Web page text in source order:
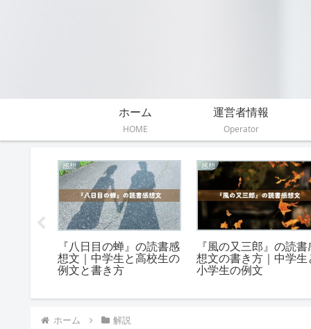
ホーム
HOME
運営者情報
Operator
感想
『ねえねえ、なに見て
る？』の読書感想文の書
き方※例文付き
解説
『どんぐりと山猫』の
釈の仕方。6つの視点
ら解説＆考察
ホーム 解説